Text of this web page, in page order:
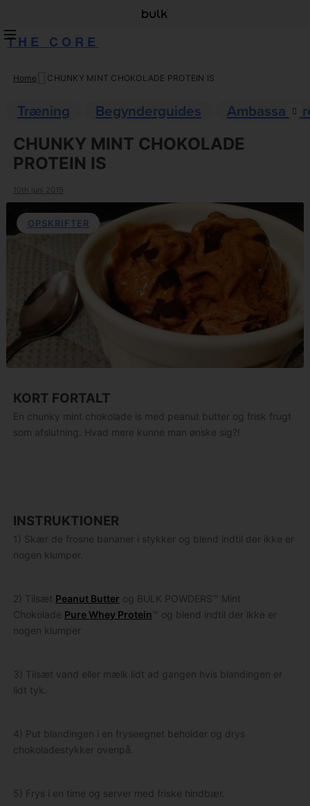
THE CORE
Skip
content
Home CHUNKY MINT CHOKOLADE PROTEIN IS
Træning Begynderguides
CHUNKY MINT CHOKOLADE
PROTEIN IS
10th juni 2015
OPSKRIFTER
KORT FORTALT
En chunky mint chokolade is med peanut butter og frisk frugt
som afslutning. Hvad mere kunne man ønske sig?!
INSTRUKTIONER
1) Skær de frosne bananer i stykker og blend indtil der ikke er
nogen klumper.
2) Tilsæt Peanut Butter og BULK POWDERS™ Mint
Chokolade Pure Whey Protein ™ og blend indtil der ikke er
nogen klumper
3) Tilsæt vand eller mælk lidt ad gangen hvis blandingen er
lidt tyk.
4) Put blandingen i en fryseegnet beholder og drys
chokoladestykker ovenpå.
5) Frys i en time og server med friske hindbær.